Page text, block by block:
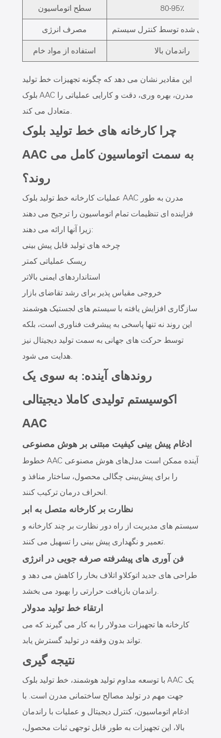
سطح اتوماسیون 80-95٪
مصرف انرژی سازی شده توسط کنترل سیستم
استفاده از مواد خام راندمان بالا
این مقادیر نشان می دهد که چگونه تجهیزات خط تولید
بلوک AAC مدرن، بهره وری، دقت و کارایی عملیاتی را
متعادل می کند.
چرا کارخانه های خط تولید بلوک
AAC به سمت اتوماسیون کامل می
روند؟
عملیات کارخانه خط تولید بلوک AAC مدرن به طور
فزاینده ای تنظیمات تمام اتوماسیون را ترجیح می دهند
زیرا آنها ارائه می دهند:
چرخه های تولید قابل پیش بینی
ریسک عملیاتی کمتر
استانداردهای ایمنی بالاتر
خروجی مقیاس پذیر برای رشد تقاضای بازار
سازگاری افزایش یافته با سیستم های لجستیک هوشمند
این روند نه تنها پاسخی به پیشرفت فناوری است، بلکه
توسط حرکت های جهانی به سمت تولید دیجیتال نیز
هدایت می شود.
روندهای آینده: به سوی یک
اکوسیستم تولیدی کاملا دیجیتالی
AAC
ادغام پیش بینی کیفیت مبتنی بر هوش مصنوعی
خطوط AAC آینده ممکن است مدل‌های هوش مصنوعی
را برای پیش‌بینی چگالی محصول، ساختار منافذ و
انحراف درمان ترکیب کنند.
نظارت بر کارخانه متصل به ابر
سیستم های مدیریت از راه دور نظارت بر چند کارخانه و
تعمیر و نگهداری پیش بینی را تسهیل می کنند.
فن آوری های پیشرفته صرفه جویی در انرژی
طراحی های جدید اتوکلاو اتلاف بخار را کاهش می دهد و
راندمان بازیافت حرارتی را بهبود می بخشد.
ارتقاء خط تولید مدولار
کارخانه ها تجهیزات مدولار را به کار می گیرند که می
تواند بدون وقفه در تولید گسترش یابد.
نتیجه گیری
با توسعه مداوم تولید هوشمند، خط تولید بلوک AAC یک
جهت مهم در تولید مصالح ساختمانی مدرن است. با
ادغام اتوماسیون، کنترل دیجیتال و عملیات با راندمان
بالا، این تجهیزات به طور قابل توجهی ثبات محصول،